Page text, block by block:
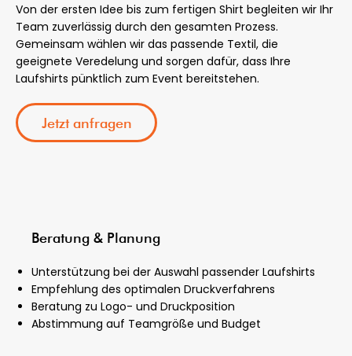
Von der ersten Idee bis zum fertigen Shirt begleiten wir Ihr
Team zuverlässig durch den gesamten Prozess.
Gemeinsam wählen wir das passende Textil, die
geeignete Veredelung und sorgen dafür, dass Ihre
Laufshirts pünktlich zum Event bereitstehen.
Jetzt anfragen
Beratung & Planung
Unterstützung bei der Auswahl passender Laufshirts
Empfehlung des optimalen Druckverfahrens
Beratung zu Logo- und Druckposition
Abstimmung auf Teamgröße und Budget